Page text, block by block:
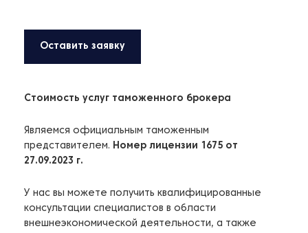
Оставить заявку
Стоимость услуг таможенного брокера
Являемся официальным таможенным
представителем.
Номер лицензии 1675 от
27.09.2023 г.
У нас вы можете получить квалифицированные
консультации специалистов в области
внешнеэкономической деятельности, а также